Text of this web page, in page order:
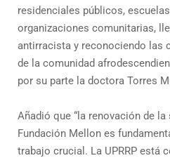
residenciales públicos,
organizaciones comunitarias,
antirracista y reconociendo las
de la comunidad
por su parte la doctora Torres
Añadió que “la renovación de
Fundación Mellon es
trabajo crucial. La UPRRP está